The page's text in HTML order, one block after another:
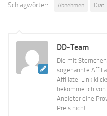
Schlagwörter: Abnehmen Diät
DD-Team
Die mit
sogenannte
Affiliate-Link
bekomme ich
Anbieter eine
Preis nicht.